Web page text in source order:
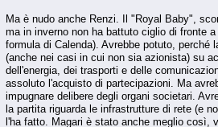
Ma è nudo anche Renzi. Il "Royal Baby",
ma in inverno non ha battuto ciglio di fronte
formula di Calenda). Avrebbe potuto, perché
(anche nei casi in cui non sia azionista) su
dell'energia, dei trasporti e delle
assoluto l'acquisto di partecipazioni. Ma
impugnare delibere degli organi societari.
la partita riguarda le infrastrutture di rete (e
l'ha fatto. Magari è stato anche meglio così,